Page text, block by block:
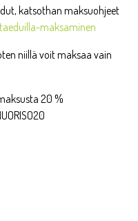
katsothan maksuohjeet
maksaminen
niillä voit maksaa vain
20 %